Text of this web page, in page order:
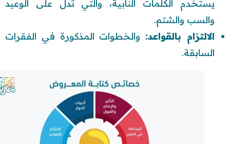
يستخدم الكلمات النابية، والتي تدل على الوعيد
والسب والشتم.
الالتزام بالقواعد: والخطوات المذكورة في الفقرات
السابقة.